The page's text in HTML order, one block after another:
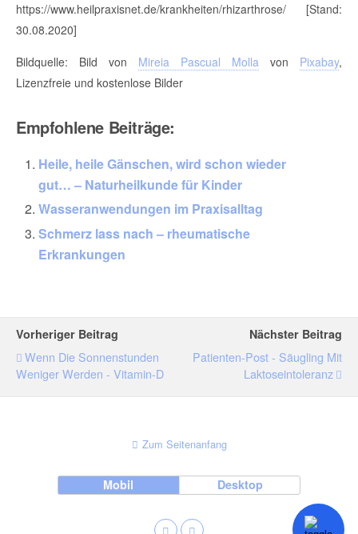
https://www.heilpraxisnet.de/krankheiten/rhizarthrose/ [Stand:
30.08.2020]
Bildquelle: Bild von Mireia Pascual Molla von Pixabay,
Lizenzfreie und kostenlose Bilder
Empfohlene Beiträge:
Heile, heile Gänschen, wird schon wieder
gut… – Naturheilkunde für Kinder
Wasseranwendungen im Praxisalltag
Schmerz lass nach – rheumatische
Erkrankungen
Vorheriger Beitrag
Wenn Die Sonnenstunden
Weniger Werden - Vitamin-D
Nächster Beitrag
Patienten-Post - Säugling Mit
Laktoseintoleranz
Zum Seitenanfang
Mobil Desktop